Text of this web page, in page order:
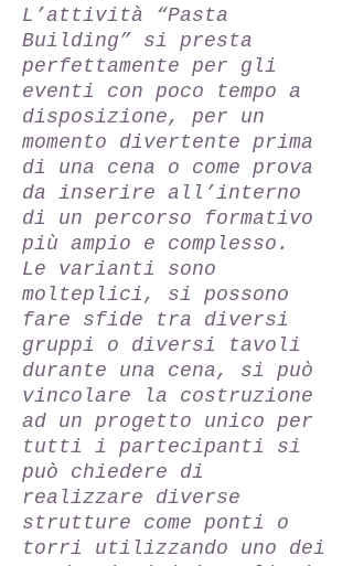
L’attività “Pasta
Building” si presta
perfettamente per gli
eventi con poco tempo a
disposizione, per un
momento divertente prima
di una cena o come prova
da inserire all’interno
di un percorso formativo
più ampio e complesso.
Le varianti sono
molteplici, si possono
fare sfide tra diversi
gruppi o diversi tavoli
durante una cena, si può
vincolare la costruzione
ad un progetto unico per
tutti i partecipanti si
può chiedere di
realizzare diverse
strutture come ponti o
torri utilizzando uno dei